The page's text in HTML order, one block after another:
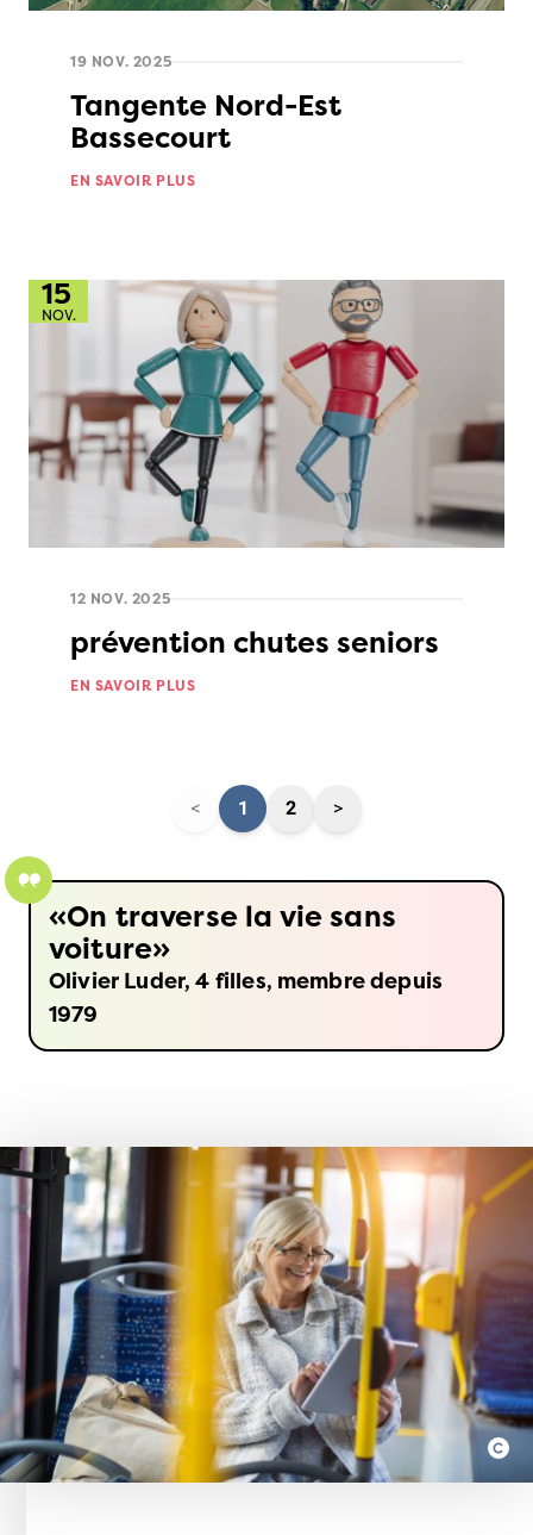
19 NOV. 2025
Tangente Nord-Est
Bassecourt
EN SAVOIR PLUS
15
NOV.
12 NOV. 2025
prévention chutes seniors
EN SAVOIR PLUS
< 1 2 >
On traverse la vie sans
voiture
Olivier Luder, 4 filles, membre depuis
1979